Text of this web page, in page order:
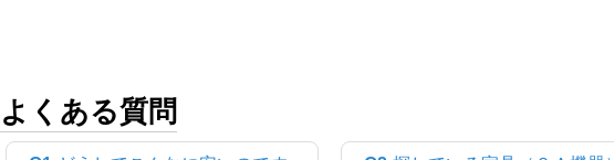
よくある質問